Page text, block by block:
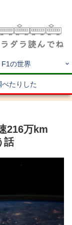
F1の世界
べたりした
216万km
話